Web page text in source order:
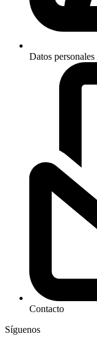
Datos personales
Contacto
Síguenos